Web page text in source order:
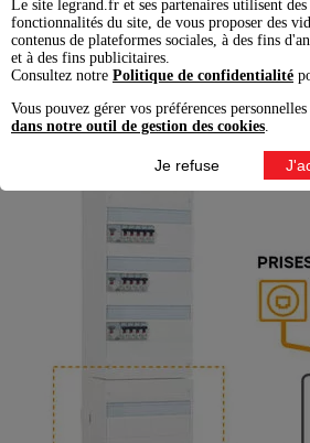
Consulter le guide
Le site legrand.fr et ses partenaires utilisent
fonctionnalités du site, de vous proposer des
contenus de plateformes sociales, à des fins
et à des fins publicitaires.
Consultez notre Politique de confidentialité
Vous pouvez gérer vos préférences personnelles
dans notre outil de gestion des cookies
Je refuse